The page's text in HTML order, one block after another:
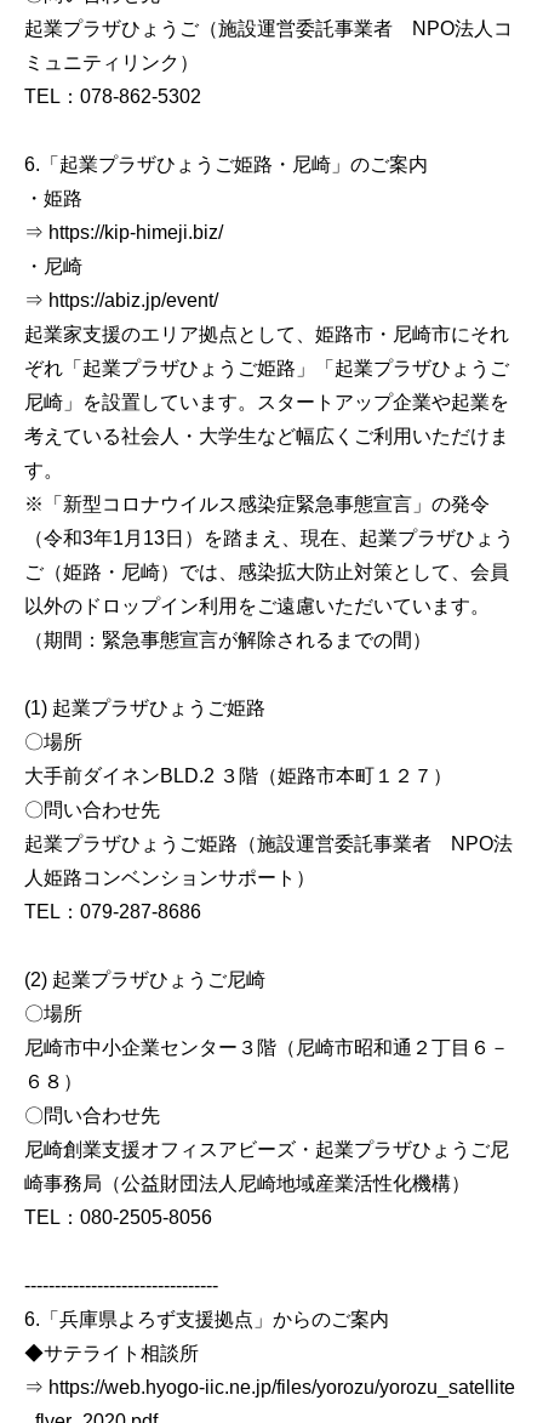
起業プラザひょうご（施設運営委託事業者 NPO法人コ
ミュニティリンク）
TEL：078-862-5302
6.「起業プラザひょうご姫路・尼崎」のご案内
・姫路
⇒ https://kip-himeji.biz/
・尼崎
⇒ https://abiz.jp/event/
起業家支援のエリア拠点として、姫路市・尼崎市にそれ
ぞれ「起業プラザひょうご姫路」「起業プラザひょうご
尼崎」を設置しています。スタートアップ企業や起業を
考えている社会人・大学生など幅広くご利用いただけま
す。
※「新型コロナウイルス感染症緊急事態宣言」の発令
（令和3年1月13日）を踏まえ、現在、起業プラザひょう
ご（姫路・尼崎）では、感染拡大防止対策として、会員
以外のドロップイン利用をご遠慮いただいています。
（期間：緊急事態宣言が解除されるまでの間）
(1) 起業プラザひょうご姫路
〇場所
大手前ダイネンBLD.2 ３階（姫路市本町１２７）
〇問い合わせ先
起業プラザひょうご姫路（施設運営委託事業者 NPO法
人姫路コンベンションサポート）
TEL：079-287-8686
(2) 起業プラザひょうご尼崎
〇場所
尼崎市中小企業センター３階（尼崎市昭和通２丁目６－
６８）
〇問い合わせ先
尼崎創業支援オフィスアビーズ・起業プラザひょうご尼
崎事務局（公益財団法人尼崎地域産業活性化機構）
TEL：080-2505-8056
--------------------------------
6.「兵庫県よろず支援拠点」からのご案内
◆サテライト相談所
⇒ https://web.hyogo-iic.ne.jp/files/yorozu/yorozu_satellite